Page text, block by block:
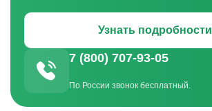
Узнать подробности
7 (800) 707-93-05
По России звонок бесплатный.